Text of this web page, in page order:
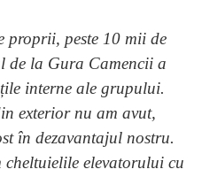
proprii, peste 10 mii de
de la Gura Camencii a
interne ale grupului.
exterior nu am avut,
în dezavantajul nostru.
cheltuielile elevatorului cu